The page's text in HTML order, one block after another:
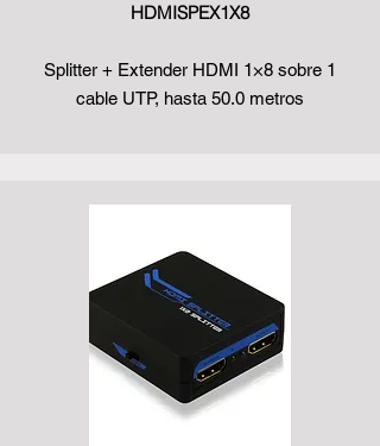
HDMISPEX1X8
Splitter + Extender HDMI 1×8 sobre 1
cable UTP, hasta 50.0 metros